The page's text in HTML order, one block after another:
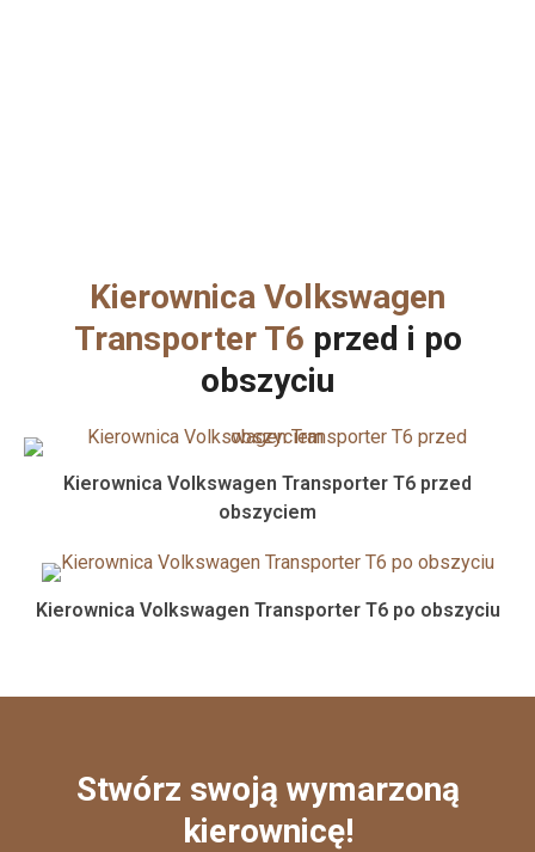
Kierownica Volkswagen
Transporter T6 przed i po
obszyciu
Kierownica Volkswagen Transporter T6 przed
obszyciem
Kierownica Volkswagen Transporter T6 po obszyciu
Stwórz swoją wymarzoną
kierownicę!